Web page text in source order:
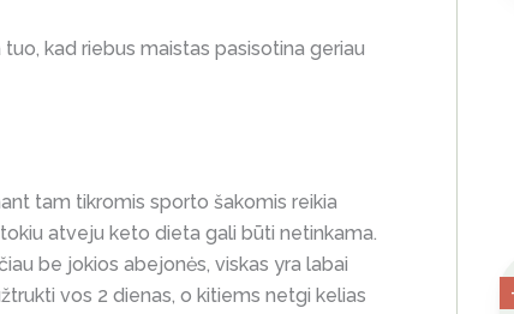
kad riebus maistas pasisotina geriau
tam tikromis sporto šakomis reikia
atveju keto dieta gali būti netinkama.
be jokios abejonės, viskas yra labai
vos 2 dienas, o kitiems netgi kelias